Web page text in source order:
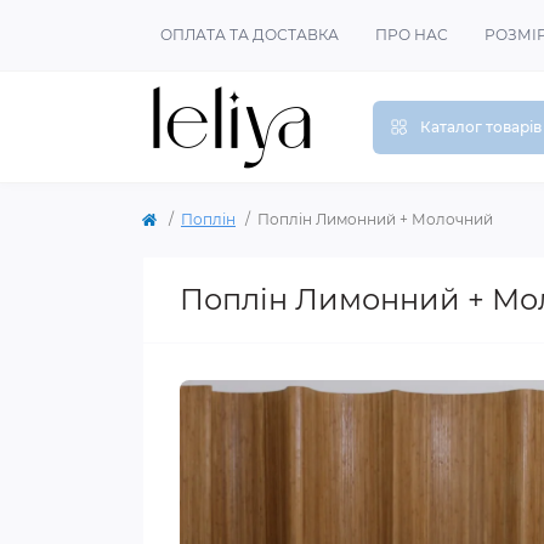
ОПЛАТА ТА ДОСТАВКА ПРО НАС
Каталог товарів
Поплін Поплін Лимонний + Молочний
Поплін Лимонний +